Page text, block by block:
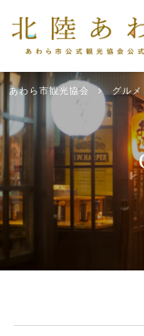
あわら市観光協会 グルメ